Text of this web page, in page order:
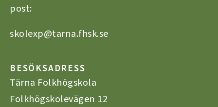
post:
skolexp@tarna.fhsk.se
BESÖKSADRESS
Tärna Folkhögskola
Folkhögskolevägen 12